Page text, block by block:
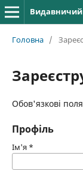
Видавничий
Головна /
Обов'язкові
Профіль
Ім'я *